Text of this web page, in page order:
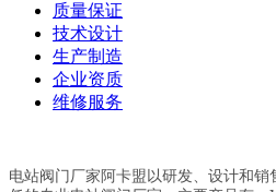
质量保证
技术设计
生产制造
企业资质
维修服务
电站阀门厂家阿卡盟以研发、设计和销